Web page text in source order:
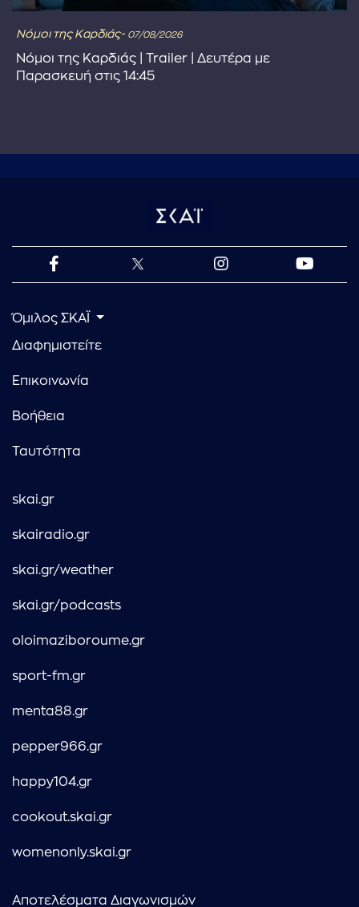
Νόμοι της Καρδιάς- 07/08/2026
Νόμοι της Καρδιάς | Trailer | Δευτέρα με
Παρασκευή στις 14:45
Όμιλος ΣΚΑΪ
Διαφημιστείτε
Επικοινωνία
Βοήθεια
Ταυτότητα
skai.gr
skairadio.gr
skai.gr/weather
skai.gr/podcasts
oloimaziboroume.gr
sport-fm.gr
menta88.gr
pepper966.gr
happy104.gr
cookout.skai.gr
womenonly.skai.gr
Αποτελέσματα Διαγωνισμών